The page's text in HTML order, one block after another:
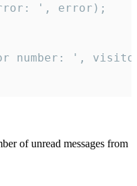
', error);
number: ',
of unread messages from